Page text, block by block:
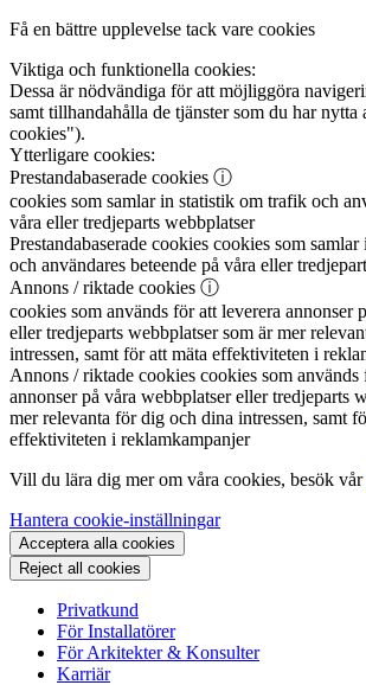
Få en bättre upplevelse tack vare cookies
Viktiga och funktionella cookies:
Dessa är nödvändiga för att möjliggöra
samt tillhandahålla de tjänster som du har
cookies").
Ytterligare cookies:
Prestandabaserade cookies ⓘ
cookies som samlar in statistik om trafik och
våra eller tredjeparts webbplatser
Prestandabaserade cookies cookies som
och användares beteende på våra eller
Annons / riktade cookies ⓘ
cookies som används för att leverera annonser
eller tredjeparts webbplatser som är mer
intressen, samt för att mäta effektiviteten i
Annons / riktade cookies cookies som används
annonser på våra webbplatser eller tredjeparts
mer relevanta för dig och dina intressen, samt
effektiviteten i reklamkampanjer
Vill du lära dig mer om våra cookies, besök vår
Hantera cookie-inställningar
Acceptera alla cookies
Reject all cookies
Privatkund
För Installatörer
För Arkitekter & Konsulter
Karriär